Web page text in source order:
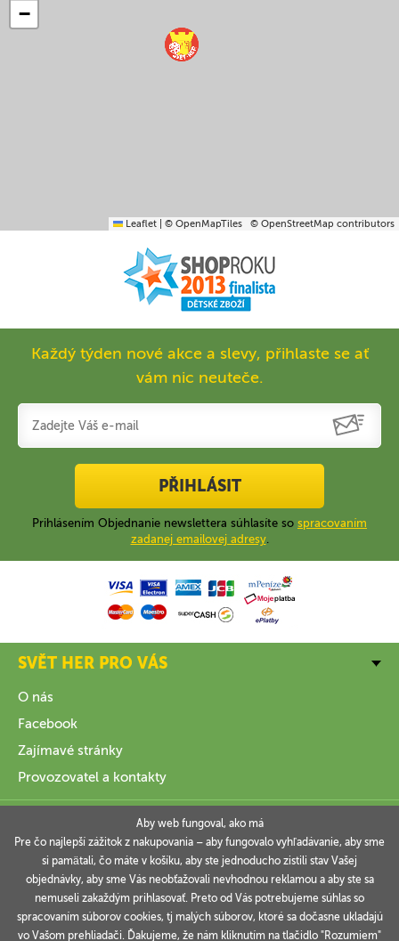
−
Leaflet © OpenMapTiles © OpenStreetMap contributors
Každý týden nové akce a slevy, přihlaste se ať
vám nic neuteče.
PŘIHLÁSIT
Prihlásením Objednanie newslettera súhlasíte so spracovaním
zadanej emailovej adresy.
SVĚT HER PRO VÁS
O nás
Facebook
Zajímavé stránky
Provozovatel a kontakty
INFORMACE
VAŠE OBJEDNÁVKY
Aby web fungoval, ako má
Pre čo najlepší zážitok z nakupovania – aby fungovalo vyhľadávanie, aby sme
si pamätali, čo máte v košíku, aby ste jednoducho zistili stav Vašej
objednávky, aby sme Vás neobťažovali nevhodnou reklamou a aby ste sa
nemuseli zakaždým prihlasovať. Preto od Vás potrebujeme súhlas so
spracovaním súborov cookies, tj malých súborov, ktoré sa dočasne ukladajú
vo Vašom prehliadači. Ďakujeme, že nám kliknutím na tlačidlo "Rozumiem"